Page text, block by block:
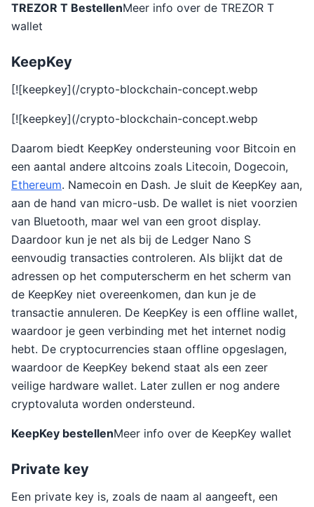
TREZOR T BestellenMeer info over de TREZOR T
wallet
KeepKey
[![keepkey](/crypto-blockchain-concept.webp
[![keepkey](/crypto-blockchain-concept.webp
Daarom biedt KeepKey ondersteuning voor Bitcoin en
een aantal andere altcoins zoals Litecoin, Dogecoin,
Ethereum. Namecoin en Dash. Je sluit de KeepKey aan,
aan de hand van micro-usb. De wallet is niet voorzien
van Bluetooth, maar wel van een groot display.
Daardoor kun je net als bij de Ledger Nano S
eenvoudig transacties controleren. Als blijkt dat de
adressen op het computerscherm en het scherm van
de KeepKey niet overeenkomen, dan kun je de
transactie annuleren. De KeepKey is een offline wallet,
waardoor je geen verbinding met het internet nodig
hebt. De cryptocurrencies staan offline opgeslagen,
waardoor de KeepKey bekend staat als een zeer
veilige hardware wallet. Later zullen er nog andere
cryptovaluta worden ondersteund.
KeepKey bestellenMeer info over de KeepKey wallet
Private key
Een private key is, zoals de naam al aangeeft, een